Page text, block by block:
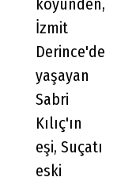
İzmit
Derince'de
yaşayan
Sabri
Kılıç'ın
eşi, Suçatı
eski